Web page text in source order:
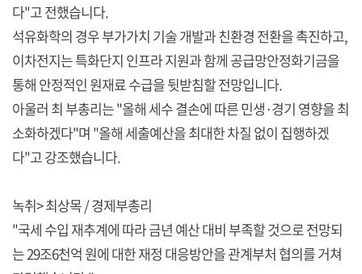
다"고 전했습니다.
석유화학의 경우 부가가치 기술 개발과 친환경 전환을 촉진하고,
이차전지는 특화단지 인프라 지원과 함께 공급망안정화기금을
통해 안정적인 원재료 수급을 뒷받침할 전망입니다.
아울러 최 부총리는 "올해 세수 결손에 따른 민생·경기 영향을 최
소화하겠다"며 "올해 세출예산을 최대한 차질 없이 집행하겠
다"고 강조했습니다.
녹취> 최상목 / 경제부총리
"국세 수입 재추계에 따라 금년 예산 대비 부족할 것으로 전망되
는 29조6천억 원에 대한 재정 대응방안을 관계부처 협의를 거쳐